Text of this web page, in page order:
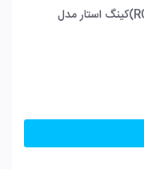
موس باسیم گیمینگ (RGB)کینگ استار مدل